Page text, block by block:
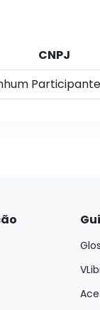
CNPJ